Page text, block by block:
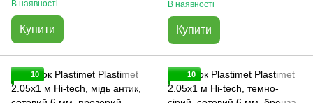
В наявності
Купити
В наявності
Купити
10 10